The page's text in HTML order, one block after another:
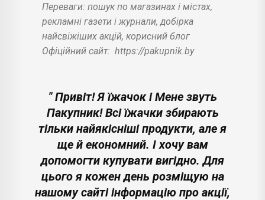
Переваги: пошук по магазинах і містах,
рекламні газети і журнали, добірка
найсвіжіших акцій, корисний блог
Офіційний сайт: https://pakupnik.by
" Привіт! Я їжачок і Мене звуть
Пакупник! Всі їжачки збирають
тільки найякісніші продукти, але я
ще й економний. І хочу вам
допомогти купувати вигідно. Для
цього я кожен день розміщую на
нашому сайті інформацію про акції,